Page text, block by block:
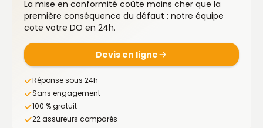
La mise en conformité coûte moins cher que la
première conséquence du défaut : notre équipe
cote votre DO en 24h.
Devis en ligne
Réponse sous 24h
Sans engagement
100 % gratuit
22 assureurs comparés